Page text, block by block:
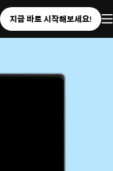
지금 바로 시작해보세요!